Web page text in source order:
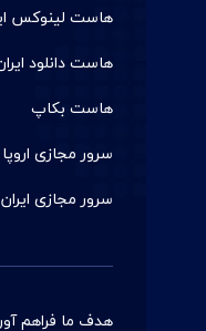
هاست لینوکس
هاست دانلود
هاست بکاپ
سرور مجازی اروپا
سرور مجازی ایران
هدف ما فراهم